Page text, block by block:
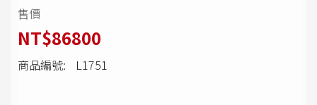
售價
NT$86800
商品編號: L1751